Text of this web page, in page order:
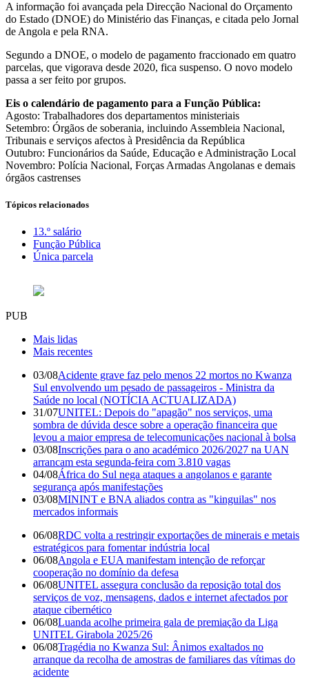
A informação foi avançada pela Direcção Nacional do Orçamento
do Estado (DNOE) do Ministério das Finanças, e citada pelo Jornal
de Angola e pela RNA.
Segundo a DNOE, o modelo de pagamento fraccionado em quatro
parcelas, que vigorava desde 2020, fica suspenso. O novo modelo
passa a ser feito por grupos.
Eis o calendário de pagamento para a Função Pública:
Agosto: Trabalhadores dos departamentos ministeriais
Setembro: Órgãos de soberania, incluindo Assembleia Nacional,
Tribunais e serviços afectos à Presidência da República
Outubro: Funcionários da Saúde, Educação e Administração Local
Novembro: Polícia Nacional, Forças Armadas Angolanas e demais
órgãos castrenses
Tópicos relacionados
13.º salário
Função Pública
Única parcela
PUB
Mais lidas
Mais recentes
03/08Acidente grave faz pelo menos 22 mortos no Kwanza
Sul envolvendo um pesado de passageiros - Ministra da
Saúde no local (NOTÍCIA ACTUALIZADA)
31/07UNITEL: Depois do "apagão" nos serviços, uma
sombra de dúvida desce sobre a operação financeira que
levou a maior empresa de telecomunicações nacional à bolsa
03/08Inscrições para o ano académico 2026/2027 na UAN
arrancam esta segunda-feira com 3.810 vagas
04/08África do Sul nega ataques a angolanos e garante
segurança após manifestações
03/08MININT e BNA aliados contra as "kinguilas" nos
mercados informais
06/08RDC volta a restringir exportações de minerais e metais
estratégicos para fomentar indústria local
06/08Angola e EUA manifestam intenção de reforçar
cooperação no domínio da defesa
06/08UNITEL assegura conclusão da reposição total dos
serviços de voz, mensagens, dados e internet afectados por
ataque cibernético
06/08Luanda acolhe primeira gala de premiação da Liga
UNITEL Girabola 2025/26
06/08Tragédia no Kwanza Sul: Ânimos exaltados no
arranque da recolha de amostras de familiares das vítimas do
acidente